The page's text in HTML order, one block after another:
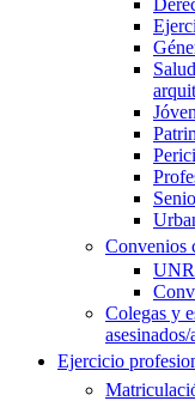
Convenios
UNR
Colegas y
Ejercicio